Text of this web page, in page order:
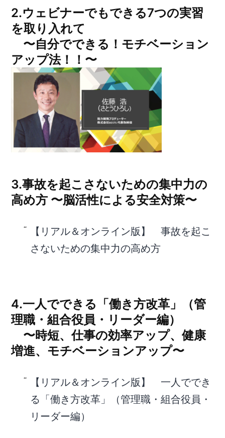
2.ウェビナーでもできる7つの実習
を取り入れて
〜自分でできる！モチベーション
アップ法！！〜
3.事故を起こさないための集中力の
高め方 〜脳活性による安全対策〜
【リアル＆オンライン版】 事故を起こ
さないための集中力の高め方
4.一人でできる「働き方改革」（管
理職・組合役員・リーダー編）
〜時短、仕事の効率アップ、健康
増進、モチベーションアップ〜
【リアル＆オンライン版】 一人ででき
る「働き方改革」（管理職・組合役員・
リーダー編）